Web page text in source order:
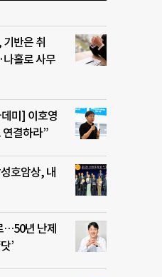
반은 취
홀로 사무
미] 이호영
연결하라”
호암상, 내
…50년 난제
’